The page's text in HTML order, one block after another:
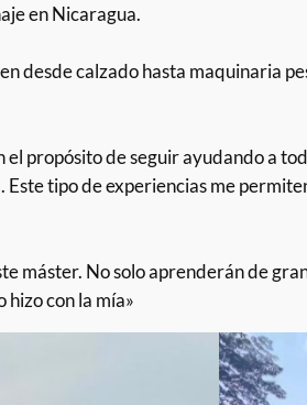
en Nicaragua.
desde calzado hasta maquinaria
propósito de seguir ayudando a
tipo de experiencias me
máster. No solo aprenderán de
con la mía»